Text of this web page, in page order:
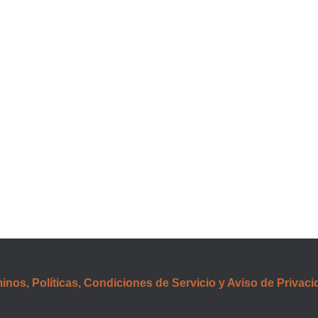
Políticas, Condiciones de Servicio y Aviso de